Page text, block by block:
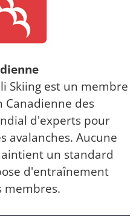
Skiing est un membre
Canadienne des
d'experts pour
avalanches. Aucune
un standard
d'entraînement
membres.